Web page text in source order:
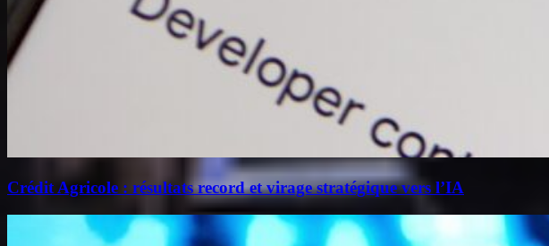
Crédit Agricole : résultats record et virage stratégique vers l’IA